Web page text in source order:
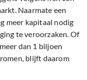
Naarmate een
meer kapitaal nodig
te veroorzaken. Of
dan 1 biljoen
blijft daarom